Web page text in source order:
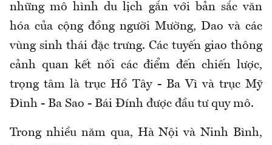
những mô hình du lịch gắn với bản sắc văn
hóa của cộng đồng người Mường, Dao và các
vùng sinh thái đặc trưng. Các tuyến giao thông
cảnh quan kết nối các điểm đến chiến lược,
trọng tâm là trục Hồ Tây - Ba Vì và trục Mỹ
Đình - Ba Sao - Bái Đính được đầu tư quy mô.
Trong nhiều năm qua, Hà Nội và Ninh Bình,